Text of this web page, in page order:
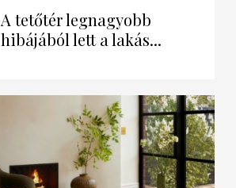
A tetőtér legnagyobb
hibájából lett a lakás...